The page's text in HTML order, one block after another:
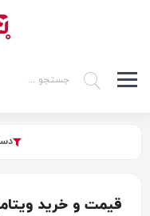
قیمت و خرید